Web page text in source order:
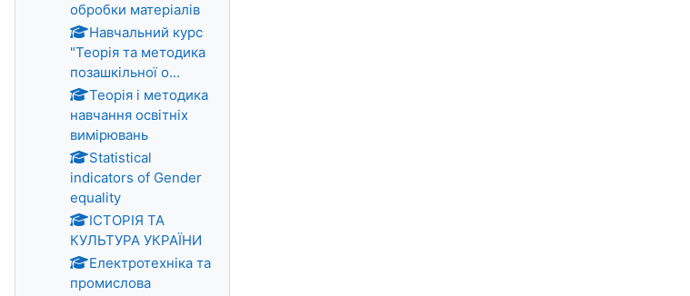
обробки матеріалів
Навчальний курс
"Теорія та методика
позашкільної о...
Теорія і методика
навчання освітніх
вимірювань
Statistical
indicators of Gender
equality
ІСТОРІЯ ТА
КУЛЬТУРА УКРАЇНИ
Електротехніка та
промислова